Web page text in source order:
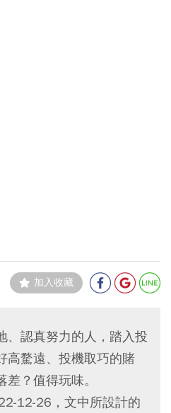
加入收藏
、認真努力的人，踏入投
高騖遠、投機取巧的賭
？值得玩味。
12-26，文中所設計的